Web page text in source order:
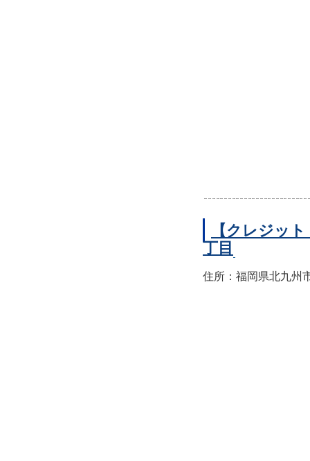
【クレジッ
丁目
住所：福岡県北九州